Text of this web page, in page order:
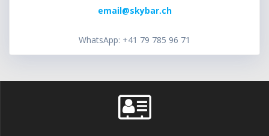
email@skybar.ch
WhatsApp: +41 79 785 96 71